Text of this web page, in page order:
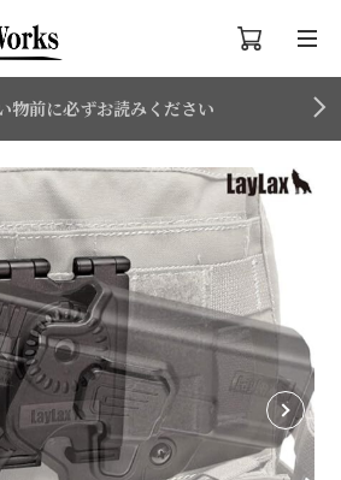
物前に必ずお読みください